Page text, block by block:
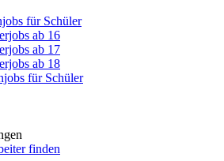
für Schüler
ab 16
ab 17
ab 18
für Schüler
finden